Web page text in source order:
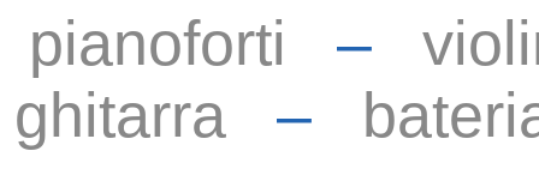
pianoforti –
ghitarra–